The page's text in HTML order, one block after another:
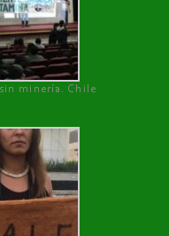
minería. Chile